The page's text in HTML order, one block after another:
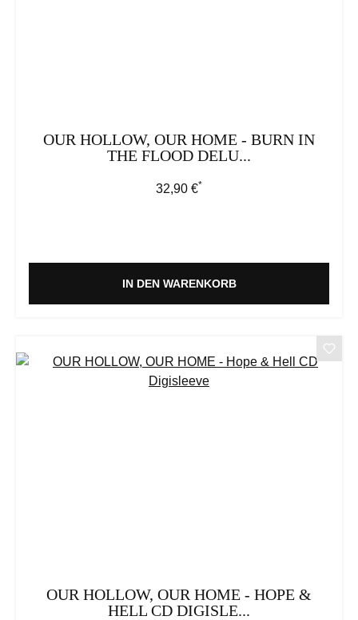
OUR HOLLOW, OUR HOME - BURN IN
THE FLOOD DELU...
Regulärer Preis:
32,90 €*
IN DEN WARENKORB
OUR HOLLOW, OUR HOME - HOPE &
HELL CD DIGISLE...